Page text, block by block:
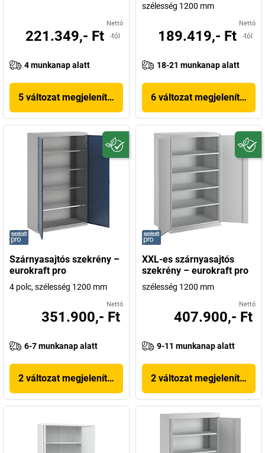
Nettó
221.349,- Ft -tól
4 munkanap alatt
5 változat megjelenítése
szélesség 1200 mm
Nettó
189.419,- Ft -tól
18-21 munkanap alatt
6 változat megjelenítése
Szárnyasajtós szekrény –
eurokraft pro
4 polc, szélesség 1200 mm
Nettó
351.900,- Ft
6-7 munkanap alatt
2 változat megjelenítése
XXL-es szárnyasajtós
szekrény – eurokraft pro
szélesség 1200 mm
Nettó
407.900,- Ft
9-11 munkanap alatt
2 változat megjelenítése